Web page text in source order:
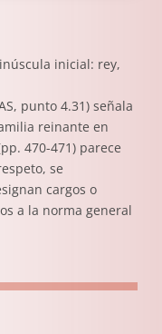
inicial: rey,
punto 4.31) señala
reinante en
470-471) parece
se
cargos o
a la norma general